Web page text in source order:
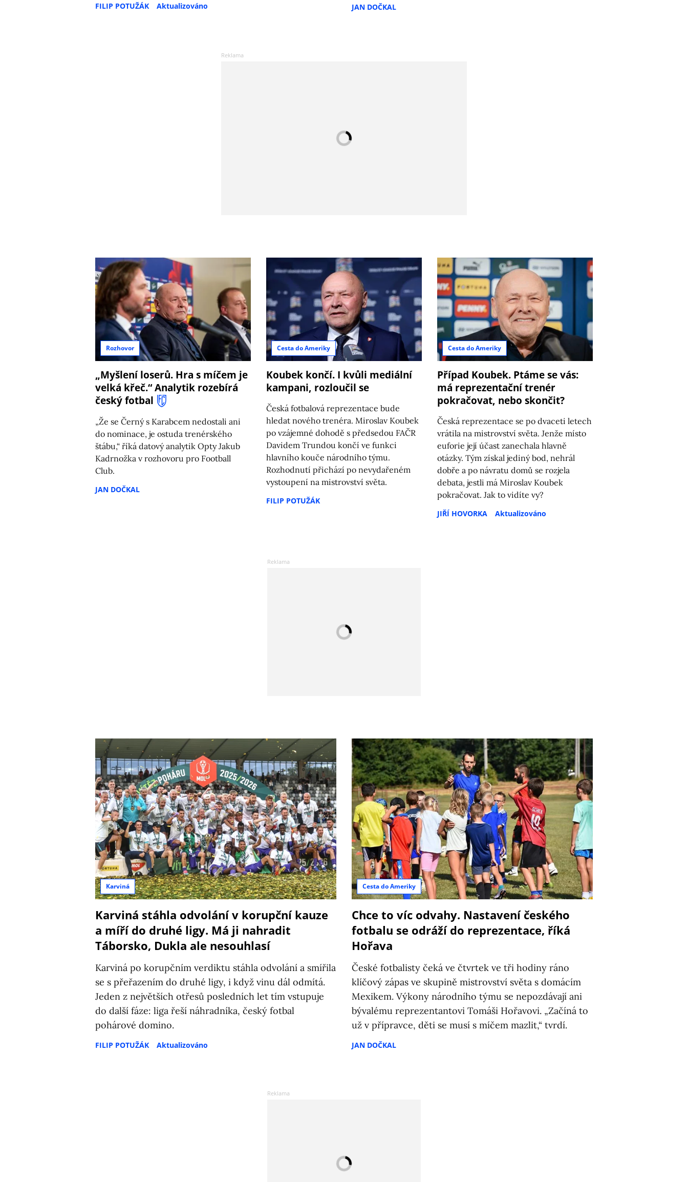
FILIP POTUŽÁK Aktualizováno JAN DOČKAL
Rozhovor
„Myšlení loserů. Hra s míčem je
velká křeč.“ Analytik rozebírá
český fotbal
„Že se Černý s Karabcem nedostali ani
do nominace, je ostuda trenérského
štábu,“ říká datový analytik Opty Jakub
Kadrnožka v rozhovoru pro Football
Club.
JAN DOČKAL
Cesta do Ameriky
Koubek končí. I kvůli mediální
kampani, rozloučil se
Česká fotbalová reprezentace bude
hledat nového trenéra. Miroslav Koubek
po vzájemné dohodě s předsedou FAČR
Davidem Trundou končí ve funkci
hlavního kouče národního týmu.
Rozhodnutí přichází po nevydařeném
vystoupení na mistrovství světa.
FILIP POTUŽÁK
Cesta do Ameriky
Případ Koubek. Ptáme se vás:
má reprezentační trenér
pokračovat, nebo skončit?
Česká reprezentace se po dvaceti letech
vrátila na mistrovství světa. Jenže místo
euforie její účast zanechala hlavně
otázky. Tým získal jediný bod, nehrál
dobře a po návratu domů se rozjela
debata, jestli má Miroslav Koubek
pokračovat. Jak to vidíte vy?
JIŘÍ HOVORKA Aktualizováno
Karviná
Karviná stáhla odvolání v korupční kauze
a míří do druhé ligy. Má ji nahradit
Táborsko, Dukla ale nesouhlasí
Karviná po korupčním verdiktu stáhla odvolání a smířila
se s přeřazením do druhé ligy, i když vinu dál odmítá.
Jeden z největších otřesů posledních let tím vstupuje
do další fáze: liga řeší náhradníka, český fotbal
pohárové domino.
FILIP POTUŽÁK Aktualizováno
Cesta do Ameriky
Chce to víc odvahy. Nastavení českého
fotbalu se odráží do reprezentace, říká
Hořava
České fotbalisty čeká ve čtvrtek ve tři hodiny ráno
klíčový zápas ve skupině mistrovství světa s domácím
Mexikem. Výkony národního týmu se nepozdávají ani
bývalému reprezentantovi Tomáši Hořavovi. „Začíná to
už v přípravce, děti se musí s míčem mazlit,“ tvrdí.
JAN DOČKAL
8